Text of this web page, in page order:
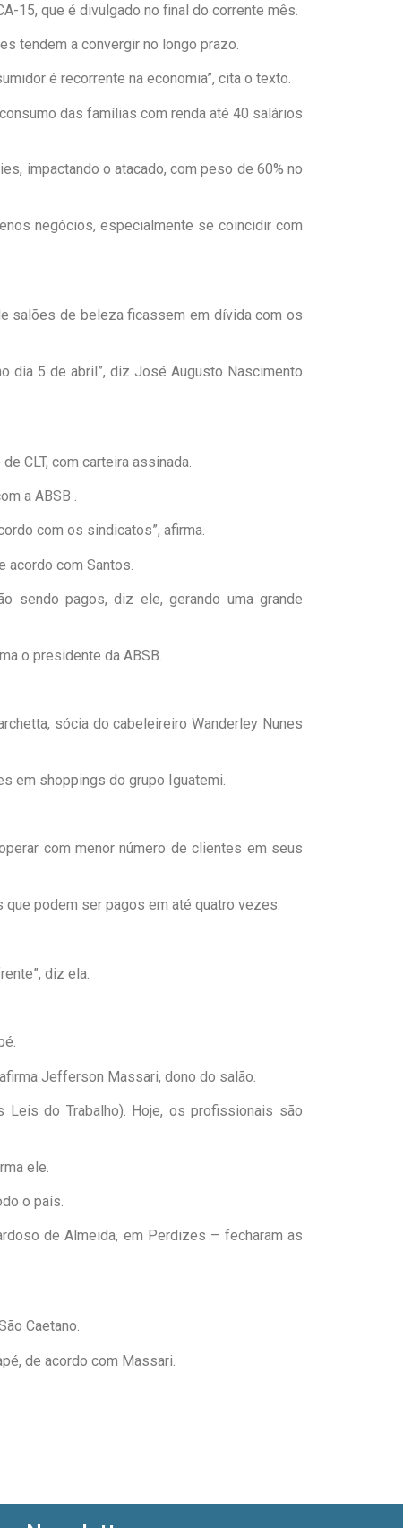
15, que é divulgado no final do corrente mês.
tendem a convergir no longo prazo.
é recorrente na economia”, cita o texto.
das famílias com renda até 40 salários
impactando o atacado, com peso de 60% no
negócios, especialmente se coincidir com
salões de beleza ficassem em dívida com os
dia 5 de abril”, diz José Augusto Nascimento
CLT, com carteira assinada.
a ABSB .
com os sindicatos”, afirma.
acordo com Santos.
sendo pagos, diz ele, gerando uma grande
o presidente da ABSB.
sócia do cabeleireiro Wanderley Nunes
em shoppings do grupo Iguatemi.
com menor número de clientes em seus
podem ser pagos em até quatro vezes.
diz ela.
Jefferson Massari, dono do salão.
do Trabalho). Hoje, os profissionais são
ele.
o país.
de Almeida, em Perdizes – fecharam as
Caetano.
de acordo com Massari.